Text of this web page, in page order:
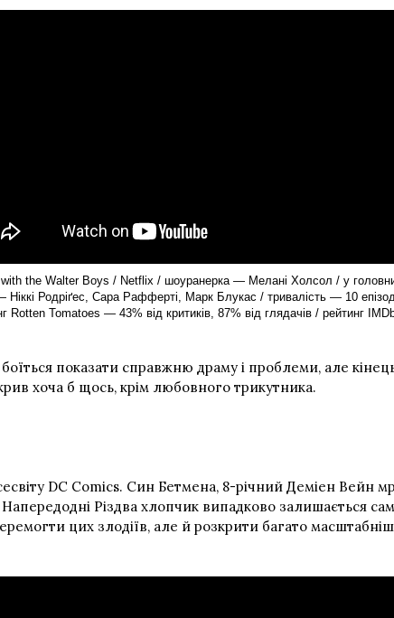
the Walter Boys / Netflix / шоуранерка — Мелані Холсол / у
Ніккі Родріґес, Сара Рафферті, Марк Блукас / тривалість — 10
Rotten Tomatoes — 43% від критиків, 87% від глядачів / рейтинг
показати справжню драму і проблеми, але
хоча б щось, крім любовного трикутника.
DC Comics. Син Бетмена, 8-річний Деміен Вейн
Різдва хлопчик випадково залишається
цих злодіїв, але й розкрити багато